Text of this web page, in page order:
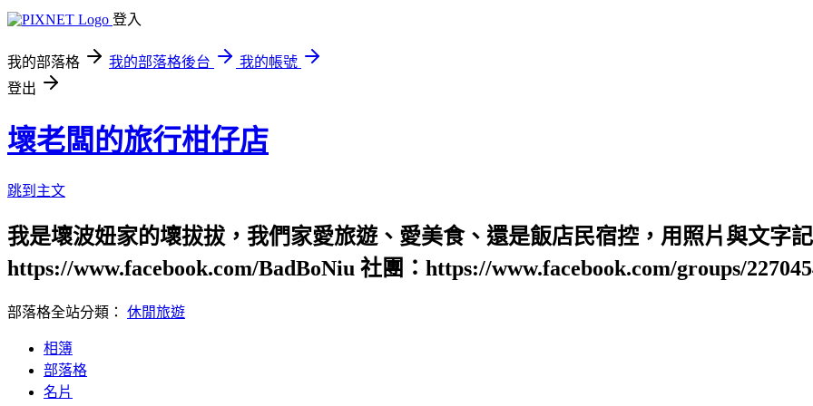
登入
我的部落格 我的部落格後台
我的帳號
登出
壞老闆的旅行柑仔店
跳到主文
我是壞波妞家的壞拔拔，我們家愛旅遊、愛美食、還是飯店民宿控，用照片與文字
https://www.facebook.com/BadBoNiu 社團：https://www.facebook.com/groups/
部落格全站分類： 休閒旅遊
相簿
部落格
名片